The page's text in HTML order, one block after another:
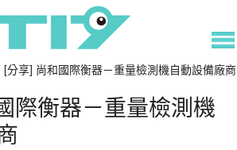
[分享] 尚和國際衡器－重量檢測機自動設備廠商
際衡器－重量檢測機